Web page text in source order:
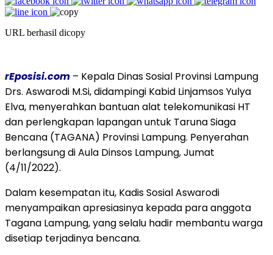
URL berhasil dicopy
rEposisi.com – Kepala Dinas Sosial Provinsi Lampung
Drs. Aswarodi M.Si, didampingi Kabid Linjamsos Yulya
Elva, menyerahkan bantuan alat telekomunikasi HT
dan perlengkapan lapangan untuk Taruna Siaga
Bencana (TAGANA) Provinsi Lampung. Penyerahan
berlangsung di Aula Dinsos Lampung, Jumat
(4/11/2022).
Dalam kesempatan itu, Kadis Sosial Aswarodi
menyampaikan apresiasinya kepada para anggota
Tagana Lampung, yang selalu hadir membantu warga
disetiap terjadinya bencana.